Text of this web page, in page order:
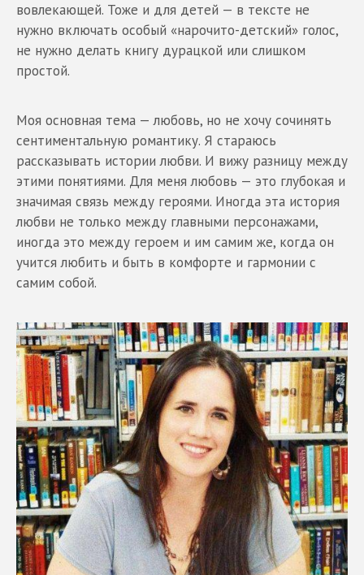
вовлекающей. Тоже и для детей — в тексте не
нужно включать особый «нарочито-детский» голос,
не нужно делать книгу дурацкой или слишком
простой.
Моя основная тема — любовь, но не хочу сочинять
сентиментальную романтику. Я стараюсь
рассказывать истории любви. И вижу разницу между
этими понятиями. Для меня любовь — это глубокая и
значимая связь между героями. Иногда эта история
любви не только между главными персонажами,
иногда это между героем и им самим же, когда он
учится любить и быть в комфорте и гармонии с
самим собой.